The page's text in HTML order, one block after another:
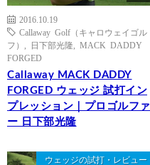
2016.10.19
Callaway Golf（キャロウェイゴル
フ）
日下部光隆
MACK DADDY
FORGED
Callaway MACK DADDY
FORGED ウェッジ 試打イン
プレッション｜プロゴルファ
ー 日下部光隆
ウェッジの試打・レビュー